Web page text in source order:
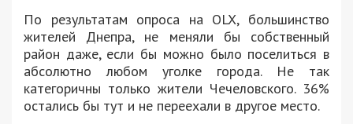
По результатам опроса на OLX, большинство
жителей Днепра, не меняли бы собственный
район даже, если бы можно было поселиться в
абсолютно любом уголке города. Не так
категоричны только жители Чечеловского. 36%
остались бы тут и не переехали в другое место.